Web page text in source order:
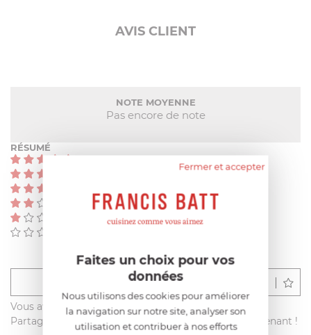
AVIS CLIENT
NOTE MOYENNE
Pas encore de note
RÉSUMÉ
Déposer un avis
Vous avez acheté ce produit sur francisbatt.com ?
Partagez votre avis avec les autres clients dès maintenant !
Fermer et accepter
Faites un choix pour vos
données
Nous utilisons des cookies pour améliorer
la navigation sur notre site, analyser son
utilisation et contribuer à nos efforts